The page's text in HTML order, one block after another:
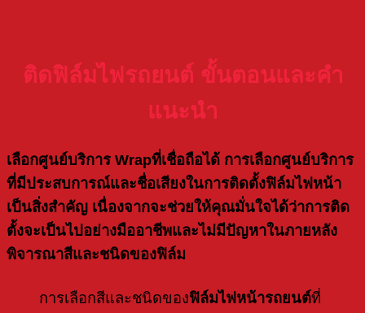
ติดฟิล์มไฟรถยนต์ ขั้นตอนและคำ
แนะนำ
เลือกศูนย์บริการ Wrapที่เชื่อถือได้ การเลือกศูนย์บริการ
ที่มีประสบการณ์และชื่อเสียงในการติดตั้งฟิล์มไฟหน้า
เป็นสิ่งสำคัญ เนื่องจากจะช่วยให้คุณมั่นใจได้ว่าการติด
ตั้งจะเป็นไปอย่างมืออาชีพและไม่มีปัญหาในภายหลัง
พิจารณาสีและชนิดของฟิล์ม
การเลือกสีและชนิดของฟิล์มไฟหน้ารถยนต์ที่